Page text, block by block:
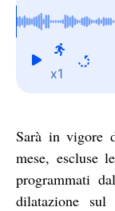
Feriolo e
x1
Sarà in vigore
mese, escluse
programmati
dilatazione